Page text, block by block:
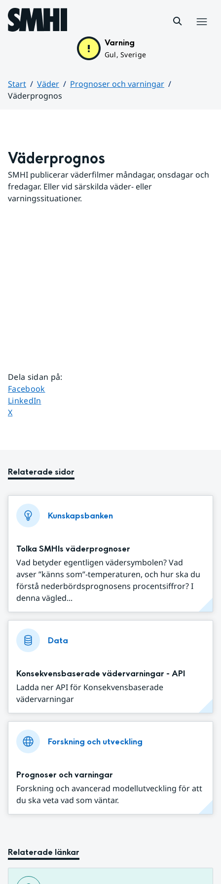
Hoppa till sidans innehåll
Varning
Gul, Sverige
Start Väder
Prognoser och varningar
Väderprognos
Väderprognos
SMHI publicerar väderfilmer måndagar, onsdagar och
fredagar. Eller vid särskilda väder- eller
varningssituationer.
Dela sidan på:
Dela sidan på
Facebook
Dela sidan på
LinkedIn
Dela sidan på
X
Relaterade sidor
Kunskapsbanken
Tolka SMHIs väderprognoser
Vad betyder egentligen vädersymbolen? Vad
avser ”känns som”-temperaturen, och hur ska du
förstå nederbördsprognosens procentsiffror? I
denna vägled...
Data
Konsekvensbaserade vädervarningar - API
Ladda ner API för Konsekvensbaserade
vädervarningar
Forskning och utveckling
Prognoser och varningar
Forskning och avancerad modellutveckling för att
du ska veta vad som väntar.
Relaterade länkar